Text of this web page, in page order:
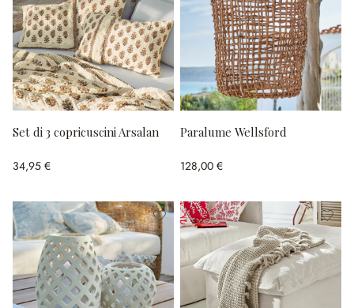
Set di 3 copricuscini Arsalan
34,95 €
Paralume Wellsford
128,00 €